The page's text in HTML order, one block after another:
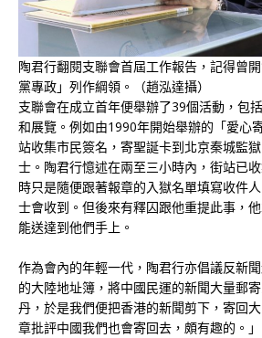
陶君行翻閱支聯會首屆工作報告，記得曾
黨專政」列作綱領。（趙泓達攝）
支聯會在成立首年便舉辦了39個活動，包
和展覽。例如由1990年開始舉辦的「愛心
站收集市民簽名，寄聖誕卡到北京秦城監
士。陶君行憶述在兩至三小時內，街站已
時只是隨便跟著報章的入獄名單填寫收件
士會收到。但後來有釋囚跟他重提此事，
能送達到他們手上。
作為會內的年輕一代，陶君行亦倡議反新
的大陸地址簿，將中國民運的新聞大量郵
丹，於是我們便把香港的新聞剪下，寄回
章批評中國我們也會寄回去，頗有趣的。」